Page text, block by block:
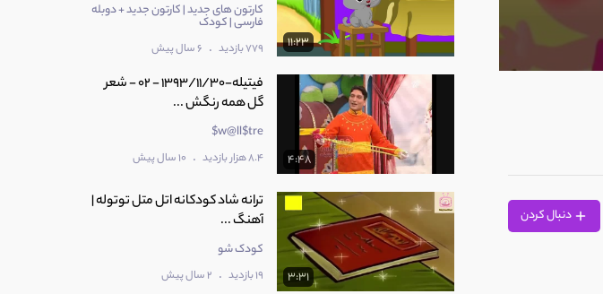
0
دنبال کردن
11:23
کارتون های جدید | کارتون جدید + دوبله
فارسی | کودک
779 بازدید . 6 سال پیش
4:48
فیتیله-1393/11/30 - 02 - شعر
گل همه رنگش ...
w@ll$tre$
8.4 هزار بازدید . 10 سال پیش
3:31
ترانه شاد کودکانه اتل متل توتوله |
آهنگ ...
کودک شو
19 بازدید . 2 سال پیش